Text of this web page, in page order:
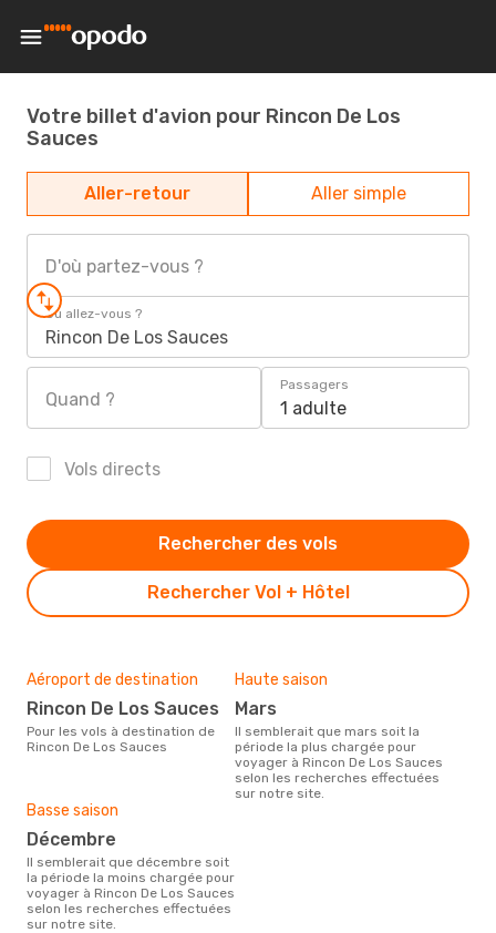
Votre billet d'avion pour Rincon De Los
Sauces
Aller-retour Aller simple
D'où partez-vous ?
Où allez-vous ?
Rincon De Los Sauces
Quand ?
Passagers
1 adulte
Vols directs
Rechercher Vol + Hôtel
Rechercher des vols
Aéroport de destination
Rincon De Los Sauces
Pour les vols à destination de
Rincon De Los Sauces
Haute saison
mars
Il semblerait que mars soit la
période la plus chargée pour
voyager à Rincon De Los Sauces
selon les recherches effectuées
sur notre site.
Basse saison
décembre
Il semblerait que décembre soit
la période la moins chargée pour
voyager à Rincon De Los Sauces
selon les recherches effectuées
sur notre site.